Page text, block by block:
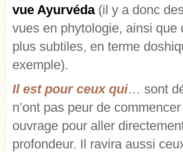
vue Ayurvéda(il y a donc
vues en phytologie, ainsi que
plus subtiles, en terme
exemple).
Il est pour ceux qui… sont
n’ont pas peur de
ouvrage pour aller
profondeur. Il ravira aussi